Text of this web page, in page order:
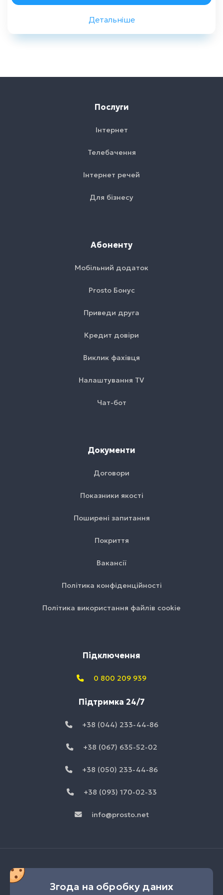
Детальніше
Назад
Послуги
Інтернет
Телебачення
Інтернет речей
Для бізнесу
Абоненту
Мобільний додаток
Prosto Бонус
Приведи друга
Кредит довіри
Виклик фахівця
Налаштування TV
Чат-бот
Документи
Договори
Показники якості
Поширені запитання
Покриття
Вакансії
Політика конфіденційності
Політика використання файлів cookie
Підключення
0 800 209 939
Підтримка 24/7
+38 (044) 233-44-86
+38 (067) 635-52-02
+38 (050) 233-44-86
+38 (093) 170-02-33
info@prosto.net
Згода на обробку даних